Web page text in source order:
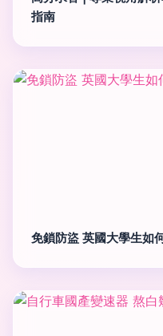
指南
免鎖防盜 英國大學生如